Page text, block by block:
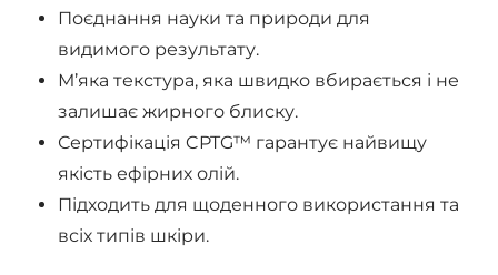
Поєднання науки та природи для
видимого результату.
М’яка текстура, яка швидко вбирається і не
залишає жирного блиску.
Сертифікація CPTG™ гарантує найвищу
якість ефірних олій.
Підходить для щоденного використання та
всіх типів шкіри.